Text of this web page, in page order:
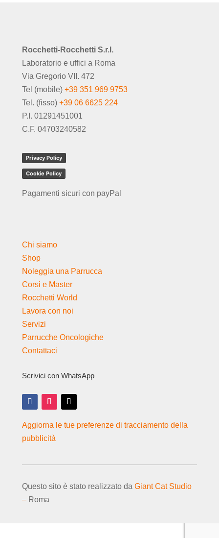
Rocchetti-Rocchetti S.r.l.
Laboratorio e uffici a Roma
Via Gregorio VII. 472
Tel (mobile) +39 351 969 9753
Tel. (fisso) +39 06 6625 224
P.I. 01291451001
C.F. 04703240582
Privacy Policy
Cookie Policy
Pagamenti sicuri con payPal
Chi siamo
Shop
Noleggia una Parrucca
Corsi e Master
Rocchetti World
Lavora con noi
Servizi
Parrucche Oncologiche
Contattaci
Scrivici con WhatsApp
Aggiorna le tue preferenze di tracciamento della
pubblicità
Questo sito è stato realizzato da Giant Cat Studio
–Roma